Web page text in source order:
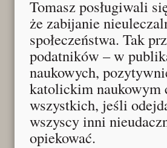
Tomasz posługiwali
że zabijanie
społeczeństwa. Tak
podatników – w
naukowych,
katolickim naukowym
wszystkich, jeśli
wszyscy inni
opiekować.